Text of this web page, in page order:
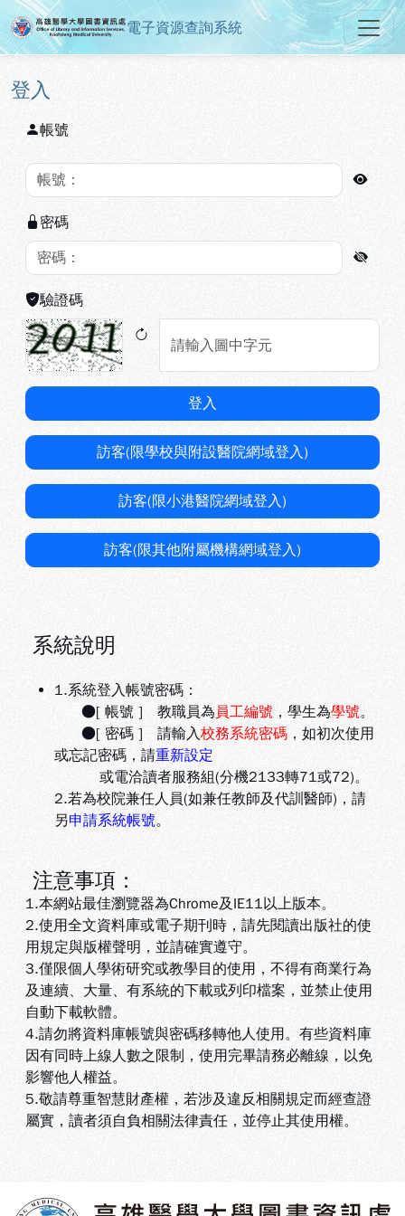
跳到主要內容
:::
高雄醫學大學圖書資訊處電子資
電子資源查詢系統
:::
登入
帳號
密碼
驗證碼
登入
訪客(限學校與附設醫院網域登入)
訪客(限小港醫院網域登入)
訪客(限其他附屬機構網域登入)
系統說明
1.系統登入帳號密碼：
●[ 帳號 ] 教職員為 員工編號 ，學生為學號。
●[ 密碼 ] 請輸入校務系統密碼 ，如初次使用
或忘記密碼，請重新設定
或電洽讀者服務組(分機2133轉71或72)。
2.若為校院兼任人員(如兼任教師及代訓醫師)，請
另申請系統帳號。
注意事項：
1.本網站最佳瀏覽器為Chrome及IE11以上版本。
2.使用全文資料庫或電子期刊時，請先閱讀出版社的使
用規定與版權聲明，並請確實遵守。
3.僅限個人學術研究或教學目的使用，不得有商業行為
及連續、大量、有系統的下載或列印檔案，並禁止使用
自動下載軟體。
4.請勿將資料庫帳號與密碼移轉他人使用。有些資料庫
因有同時上線人數之限制，使用完畢請務必離線，以免
影響他人權益。
5.敬請尊重智慧財產權，若涉及違反相關規定而經查證
屬實，讀者須自負相關法律責任，並停止其使用權。